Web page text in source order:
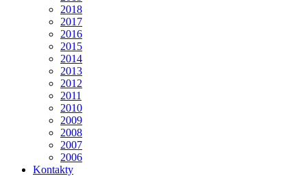
2018
2017
2016
2015
2014
2013
2012
2011
2010
2009
2008
2007
2006
Kontakty